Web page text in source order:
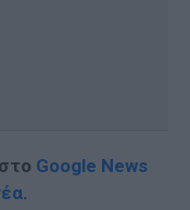
Google News
.